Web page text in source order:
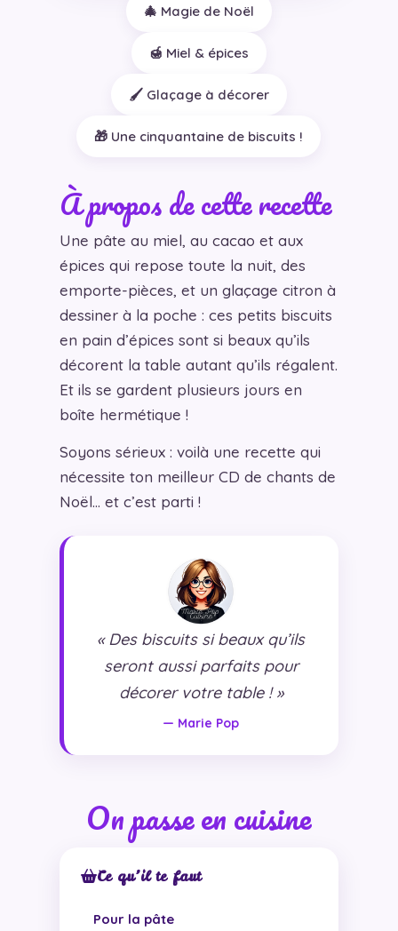
🎄 Magie de Noël
🍯 Miel & épices
🖌️ Glaçage à décorer
🎁 Une cinquantaine de biscuits !
À propos de cette recette
Une pâte au miel, au cacao et aux
épices qui repose toute la nuit, des
emporte-pièces, et un glaçage citron à
dessiner à la poche : ces petits biscuits
en pain d’épices sont si beaux qu’ils
décorent la table autant qu’ils régalent.
Et ils se gardent plusieurs jours en
boîte hermétique !
Soyons sérieux : voilà une recette qui
nécessite ton meilleur CD de chants de
Noël… et c’est parti !
« Des biscuits si beaux qu’ils
seront aussi parfaits pour
décorer votre table ! »
— Marie Pop
On passe en cuisine
Ce qu’il te faut
Pour la pâte